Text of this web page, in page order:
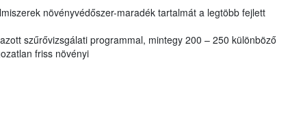
növényvédőszer-maradék tartalmát a legtöbb fejlett
szűrővizsgálati programmal, mintegy 200 – 250 különböző
friss növényi